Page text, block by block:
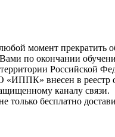
момент прекратить
по окончании
Российской
внесен в реестр
каналу связи.
только бесплатно